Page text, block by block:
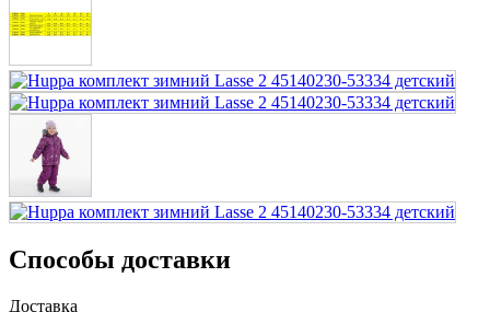
Способы доставки
Доставка